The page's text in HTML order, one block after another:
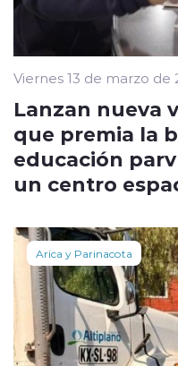
Viernes 13 de marzo de
Lanzan nueva
que premia la
educación
un centro
Arica y Parinacota